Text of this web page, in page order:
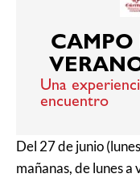
CAMPO
Una
encuentro
Del 27 de junio
mañanas, de lunes